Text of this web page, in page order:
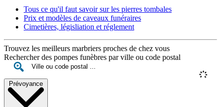
Tous ce qu'il faut savoir sur les pierres tombales
Prix et modèles de caveaux funéraires
Cimetières, législiation et réglement
Trouvez les meilleurs marbriers proches de chez vous
Rechercher des pompes funèbres par ville ou code postal
Prévoyance